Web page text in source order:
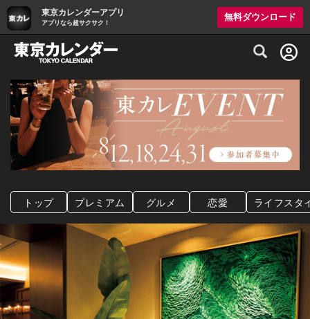
東京カレンダーアプリ
アプリなら超サクサク！
無料ダウンロード
グルメ情報・プレミアムレストラン予約
トップ プレミアム グルメ 恋愛 ライフスタ